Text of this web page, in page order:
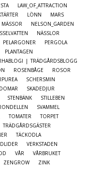
LAW_OF_ATTRACTION
LÖNN
MARS
MÄSSOR
NELSON_GARDEN
NÄSSLOR
PELARGONER
PERGOLA
PLANTAGEN
| TRÄDGÅRDSBLOGG
ROSENBÅGE
ROSOR
SCHERSMIN
SKADEDJUR
STENBÄNK
STILLEBEN
SVAMMEL
TOMATER
TORPET
TRÄDGÅRDSGÄSTER
TÄCKODLA
VERKSTADEN
VÅR
VÅRBRUKET
ZENGROW
ZINK